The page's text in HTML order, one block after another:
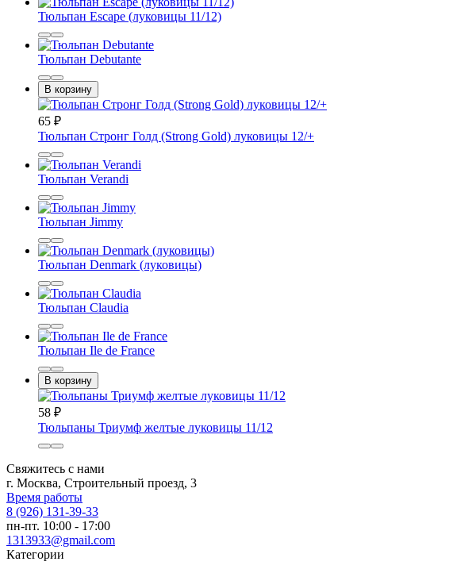
Тюльпан Escape (луковицы 11/12)
Тюльпан Debutante
В корзину
65 ₽
Тюльпан Стронг Голд (Strong Gold) луковицы 12/+
Тюльпан Verandi
Тюльпан Jimmy
Тюльпан Denmark (луковицы)
Тюльпан Claudia
Тюльпан Ile de France
В корзину
58 ₽
Тюльпаны Триумф желтые луковицы 11/12
Свяжитесь с нами
г. Москва, Строительный проезд, 3
Время работы
8 (926) 131-39-33
пн-пт. 10:00 - 17:00
1313933@gmail.com
Категории